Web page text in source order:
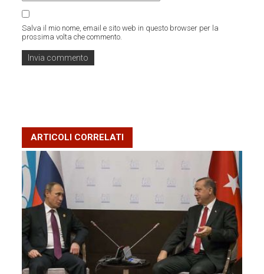
Salva il mio nome, email e sito web in questo browser per la
prossima volta che commento.
ARTICOLI CORRELATI